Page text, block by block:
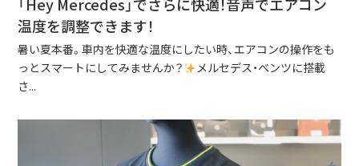
「Hey Mercedes」でさらに快適！音声でエアコン
温度を調整できます！
暑い夏本番。車内を快適な温度にしたい時、エアコンの操作をも
っとスマートにしてみませんか？
メルセデス・ベンツに搭載
さ...